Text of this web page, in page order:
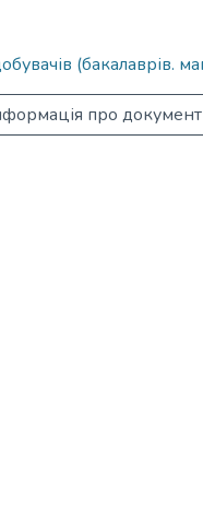
(бакалаврів.
про документ